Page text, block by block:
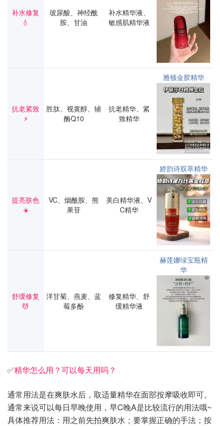
补水修复
💧
玻尿酸、神经酰
胺、甘油
补水精华液、
敏感肌精华液
抗老紧致
⚡
胜肽、视黄醇、辅
酶Q10
抗老精华、紧
致精华
雅顿金胶精华
提亮肤色
☀️
VC、烟酰胺、熊
果苷
美白精华液、V
C精华
娇韵诗双萃精华
舒缓修复
💆
洋甘菊、燕麦、蓝
莓多酚
修复精华、舒
缓精华液
赫莲娜绿宝瓶精
华
✅精华怎么用？可以每天用吗？
通常用法是在爽肤水后，取适量精华在面部按摩吸收即可。
通常来说可以每日早晚使用，早C晚A是比较流行的用法哦~
具体推荐用法：用之前先拍爽肤水；要掌握正确的手法；按